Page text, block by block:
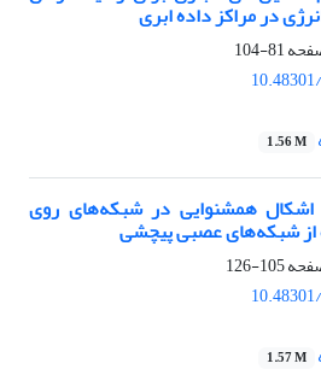
در مراکز داده ابری
81-104
1.56 M
همشنوایی در شبکه‌های روی
از شبکه‌های عصبی پیچشی
105-126
1.57 M